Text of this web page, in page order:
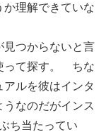
理解できていな
見つからないと言
って探す。 ちな
ルを彼はインタ
なのだがインス
ち当たってい